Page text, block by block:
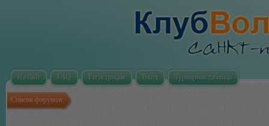
На сайт FAQ Регистрация Вход Турнирная таблица
Список форумов